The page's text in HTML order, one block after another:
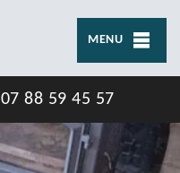
MENU
07 88 59 45 57